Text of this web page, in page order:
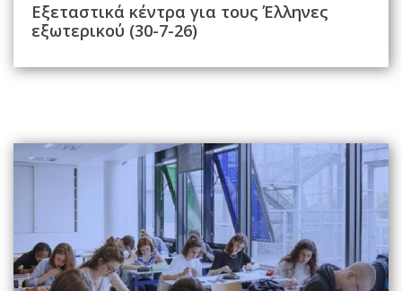
Εξεταστικά κέντρα για τους Έλληνες
εξωτερικού (30-7-26)